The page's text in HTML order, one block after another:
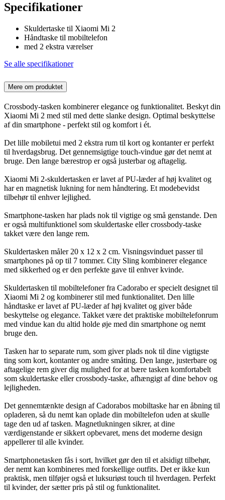
Specifikationer
Skuldertaske til Xiaomi Mi 2
Håndtaske til mobiltelefon
med 2 ekstra værelser
Se alle specifikationer
Mere om produktet
Crossbody-tasken kombinerer elegance og funktionalitet. Beskyt din
Xiaomi Mi 2 med stil med dette slanke design. Optimal beskyttelse
af din smartphone - perfekt stil og komfort i ét.
Det lille mobiletui med 2 ekstra rum til kort og kontanter er perfekt
til hverdagsbrug. Det gennemsigtige touch-vindue gør det nemt at
bruge. Den lange bærestrop er også justerbar og aftagelig.
Xiaomi Mi 2-skuldertasken er lavet af PU-læder af høj kvalitet og
har en magnetisk lukning for nem håndtering. Et modebevidst
tilbehør til enhver lejlighed.
Smartphone-tasken har plads nok til vigtige og små genstande. Den
er også multifunktionel som skuldertaske eller crossbody-taske
takket være den lange rem.
Skuldertasken måler 20 x 12 x 2 cm. Visningsvinduet passer til
smartphones på op til 7 tommer. City Sling kombinerer elegance
med sikkerhed og er den perfekte gave til enhver kvinde.
Skuldertasken til mobiltelefoner fra Cadorabo er specielt designet til
Xiaomi Mi 2 og kombinerer stil med funktionalitet. Den lille
håndtaske er lavet af PU-læder af høj kvalitet og giver både
beskyttelse og elegance. Takket være det praktiske mobiltelefonrum
med vindue kan du altid holde øje med din smartphone og nemt
bruge den.
Tasken har to separate rum, som giver plads nok til dine vigtigste
ting som kort, kontanter og andre småting. Den lange, justerbare og
aftagelige rem giver dig mulighed for at bære tasken komfortabelt
som skuldertaske eller crossbody-taske, afhængigt af dine behov og
lejligheden.
Det gennemtænkte design af Cadorabos mobiltaske har en åbning til
opladeren, så du nemt kan oplade din mobiltelefon uden at skulle
tage den ud af tasken. Magnetlukningen sikrer, at dine
værdigenstande er sikkert opbevaret, mens det moderne design
appellerer til alle kvinder.
Smartphonetasken fås i sort, hvilket gør den til et alsidigt tilbehør,
der nemt kan kombineres med forskellige outfits. Det er ikke kun
praktisk, men tilføjer også et luksuriøst touch til hverdagen. Perfekt
til kvinder, der sætter pris på stil og funktionalitet.